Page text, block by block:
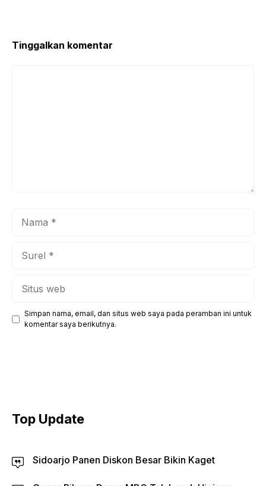
Tinggalkan komentar
Simpan nama, email, dan situs web saya pada peramban ini untuk
komentar saya berikutnya.
Top Update
Sidoarjo Panen Diskon Besar Bikin Kaget